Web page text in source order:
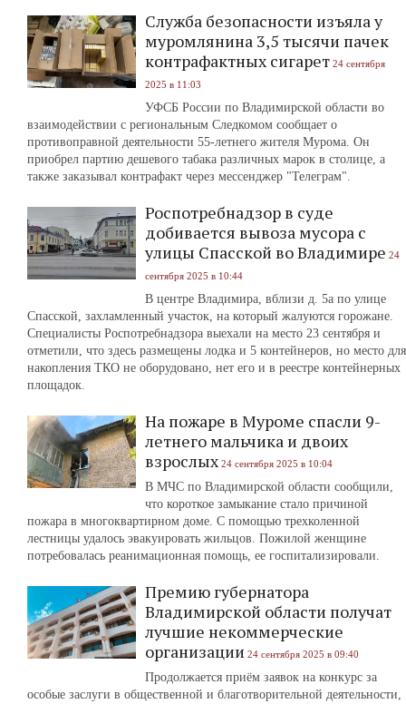
Служба безопасности изъяла у
муромлянина 3,5 тысячи пачек
контрафактных сигарет 24 сентября
2025 в 11:03
УФСБ России по Владимирской области во
взаимодействии с региональным Следкомом сообщает о
противоправной деятельности 55-летнего жителя Мурома. Он
приобрел партию дешевого табака различных марок в столице, а
также заказывал контрафакт через мессенджер "Телеграм".
Роспотребнадзор в суде
добивается вывоза мусора с
улицы Спасской во Владимире 24
сентября 2025 в 10:44
В центре Владимира, вблизи д. 5а по улице
Спасской, захламленный участок, на который жалуются горожане.
Специалисты Роспотребнадзора выехали на место 23 сентября и
отметили, что здесь размещены лодка и 5 контейнеров, но место для
накопления ТКО не оборудовано, нет его и в реестре контейнерных
площадок.
На пожаре в Муроме спасли 9-
летнего мальчика и двоих
взрослых 24 сентября 2025 в 10:04
В МЧС по Владимирской области сообщили,
что короткое замыкание стало причиной
пожара в многоквартирном доме. С помощью трехколенной
лестницы удалось эвакуировать жильцов. Пожилой женщине
потребовалась реанимационная помощь, ее госпитализировали.
Премию губернатора
Владимирской области получат
лучшие некоммерческие
организации 24 сентября 2025 в 09:40
Продолжается приём заявок на конкурс за
особые заслуги в общественной и благотворительной деятельности,